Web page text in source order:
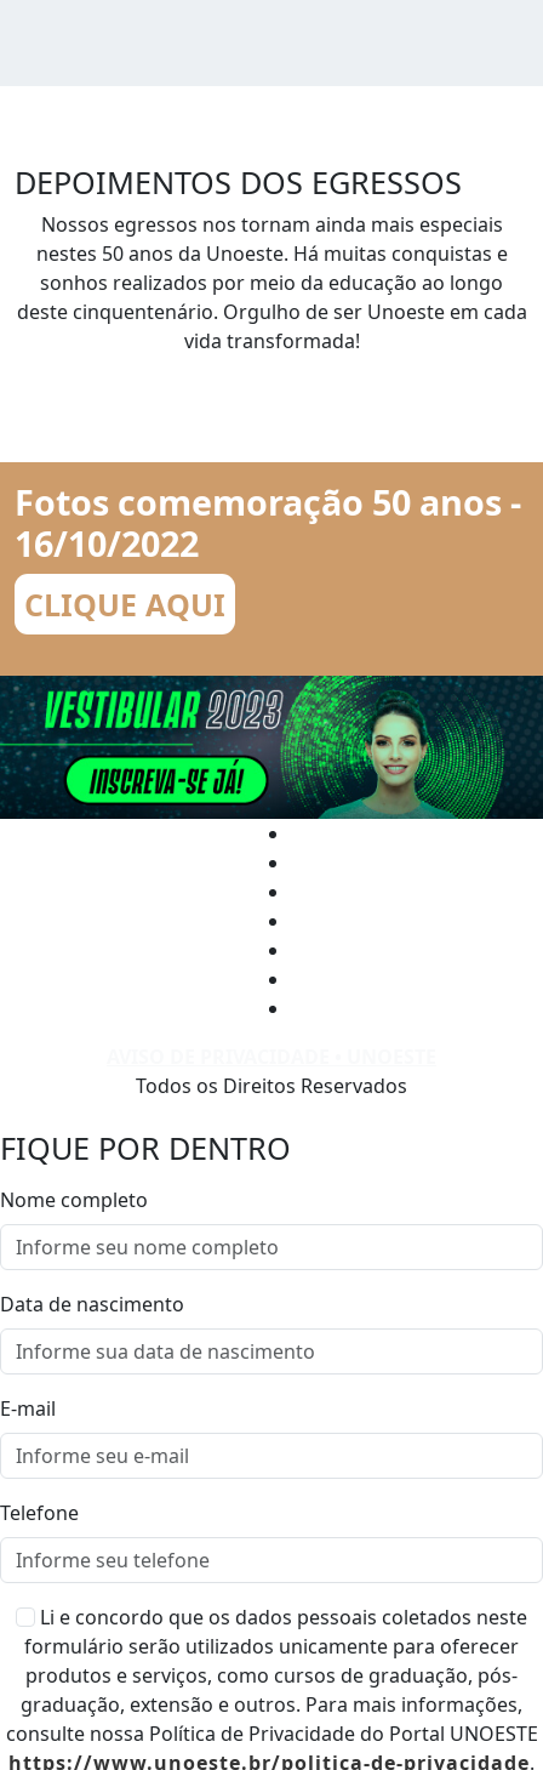
DEPOIMENTOS DOS EGRESSOS
Nossos egressos nos tornam ainda mais especiais
nestes 50 anos da Unoeste. Há muitas conquistas e
sonhos realizados por meio da educação ao longo
deste cinquentenário. Orgulho de ser Unoeste em cada
vida transformada!
Fotos comemoração 50 anos -
16/10/2022
CLIQUE AQUI
Todos os Direitos Reservados
FIQUE POR DENTRO
Nome completo
Data de nascimento
E-mail
Telefone
Li e concordo que os dados pessoais coletados neste
formulário serão utilizados unicamente para oferecer
produtos e serviços, como cursos de graduação, pós-
graduação, extensão e outros. Para mais informações,
consulte nossa Política de Privacidade do Portal UNOESTE
https://www.unoeste.br/politica-de-privacidade.